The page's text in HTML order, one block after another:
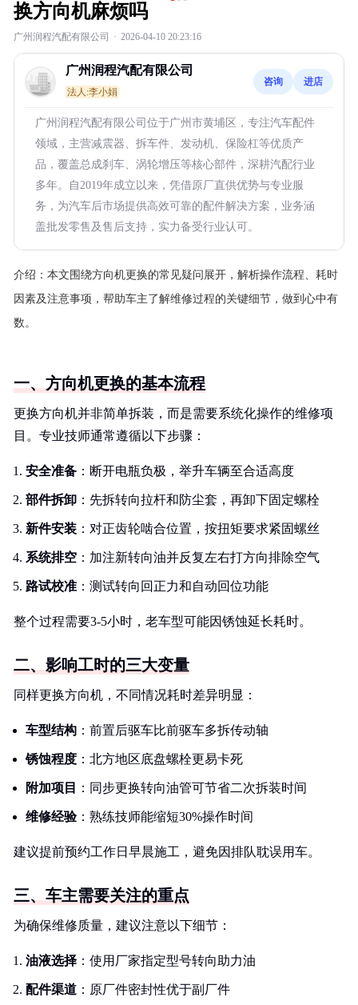
换方向机麻烦吗
广州润程汽配有限公司 · 2026-04-10 20:23:16
广州润程汽配有限公司
法人:李小娟
咨询 进店
广州润程汽配有限公司位于广州市黄埔区，专注汽车配件
领域，主营减震器、拆车件、发动机、保险杠等优质产
品，覆盖总成刹车、涡轮增压等核心部件，深耕汽配行业
多年。自2019年成立以来，凭借原厂直供优势与专业服
务，为汽车后市场提供高效可靠的配件解决方案，业务涵
盖批发零售及售后支持，实力备受行业认可。
介绍： 本文围绕方向机更换的常见疑问展开，解析操作流程、耗时
因素及注意事项，帮助车主了解维修过程的关键细节，做到心中有
数。
一、方向机更换的基本流程
更换方向机并非简单拆装，而是需要系统化操作的维修项
目。专业技师通常遵循以下步骤：
安全准备 ：断开电瓶负极，举升车辆至合适高度
部件拆卸 ：先拆转向拉杆和防尘套，再卸下固定螺栓
新件安装 ：对正齿轮啮合位置，按扭矩要求紧固螺丝
系统排空 ：加注新转向油并反复左右打方向排除空气
路试校准 ：测试转向回正力和自动回位功能
整个过程需要3-5小时，老车型可能因锈蚀延长耗时。
二、影响工时的三大变量
同样更换方向机，不同情况耗时差异明显：
车型结构 ：前置后驱车比前驱车多拆传动轴
锈蚀程度 ：北方地区底盘螺栓更易卡死
附加项目 ：同步更换转向油管可节省二次拆装时间
维修经验：熟练技师能缩短30%操作时间
建议提前预约工作日早晨施工，避免因排队耽误用车。
三、车主需要关注的重点
为确保维修质量，建议注意以下细节：
油液选择 ：使用厂家指定型号转向助力油
配件渠道 ：原厂件密封性优于副厂件